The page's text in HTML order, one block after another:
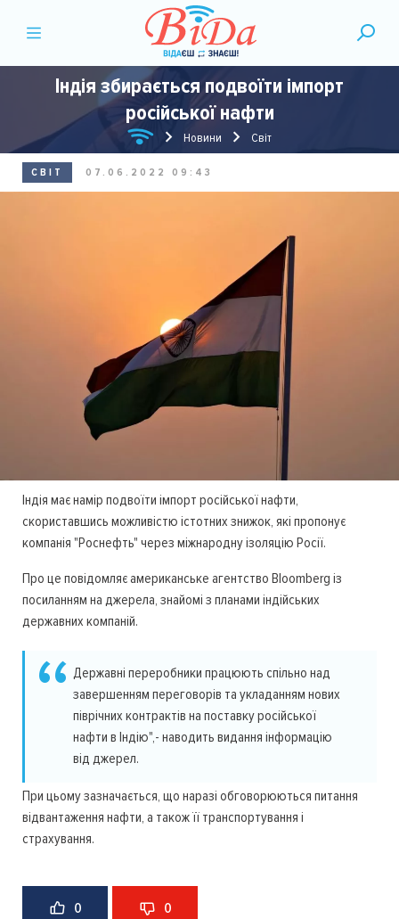
Індія збирається подвоїти імпорт
російської нафти
Новини Світ
СВІТ 07.06.2022 09:43
Індія має намір подвоїти імпорт російської нафти,
скориставшись можливістю істотних знижок, які пропонує
компанія "Роснефть" через міжнародну ізоляцію Росії.
Про це повідомляє американське агентство Bloomberg із
посиланням на джерела, знайомі з планами індійських
державних компаній.
Державні переробники працюють спільно над
завершенням переговорів та укладанням нових
піврічних контрактів на поставку російської
нафти в Індію",- наводить видання інформацію
від джерел.
При цьому зазначається, що наразі обговорюються питання
відвантаження нафти, а також її транспортування і
страхування.
0 0